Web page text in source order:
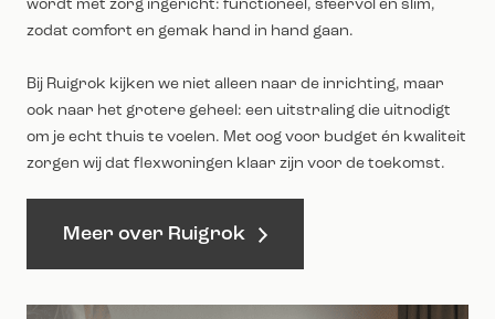
wordt met zorg ingericht: functioneel, sfeervol en slim,
zodat comfort en gemak hand in hand gaan.
Bij Ruigrok kijken we niet alleen naar de inrichting, maar
ook naar het grotere geheel: een uitstraling die uitnodigt
om je echt thuis te voelen. Met oog voor budget én kwaliteit
zorgen wij dat flexwoningen klaar zijn voor de toekomst.
Meer over Ruigrok